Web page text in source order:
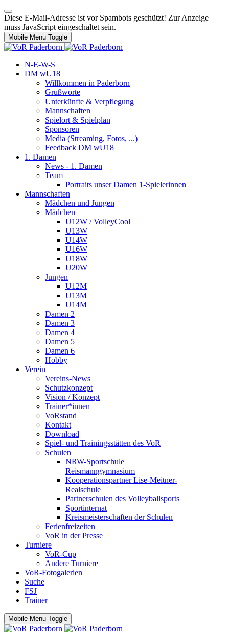
Diese E-Mail-Adresse ist vor Spambots geschützt! Zur Anzeige
muss JavaScript eingeschaltet sein.
Mobile Menu Toggle
N-E-W-S
DM wU18
Willkommen in Paderborn
Grußworte
Unterkünfte & Verpflegung
Mannschaften
Spielort & Spielplan
Sponsoren
Media (Streaming, Fotos, ...)
Feedback DM wU18
1. Damen
News - 1. Damen
Team
Portraits unser Damen 1-Spielerinnen
Mannschaften
Mädchen und Jungen
Mädchen
U12W / VolleyCool
U13W
U14W
U16W
U18W
U20W
Jungen
U12M
U13M
U14M
Damen 2
Damen 3
Damen 4
Damen 5
Damen 6
Hobby
Verein
Vereins-News
Schutzkonzept
Vision / Konzept
Trainer*innen
VoRstand
Kontakt
Download
Spiel- und Trainingsstätten des VoR
Schulen
NRW-Sportschule
Reismanngymnasium
Kooperationspartner Lise-Meitner-
Realschule
Partnerschulen des Volleyballsports
Sportinternat
Kreismeisterschaften der Schulen
Ferienfreizeiten
VoR in der Presse
Turniere
VoR-Cup
Andere Turniere
VoR-Fotogalerien
Suche
FSJ
Trainer
Mobile Menu Toggle